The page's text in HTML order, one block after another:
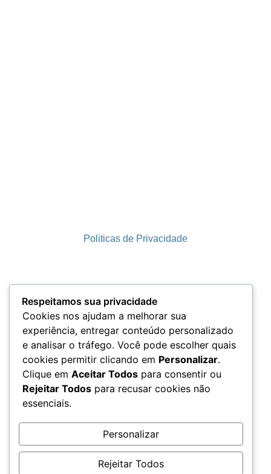
Politicas de Privacidade
Termos e Condições
LGPD
Respeitamos sua privacidade
Cookies nos ajudam a melhorar sua
experiência, entregar conteúdo personalizado
e analisar o tráfego. Você pode escolher quais
cookies permitir clicando em Personalizar.
Clique em Aceitar Todos para consentir ou
Rejeitar Todos para recusar cookies não
essenciais.
Personalizar
Rejeitar Todos